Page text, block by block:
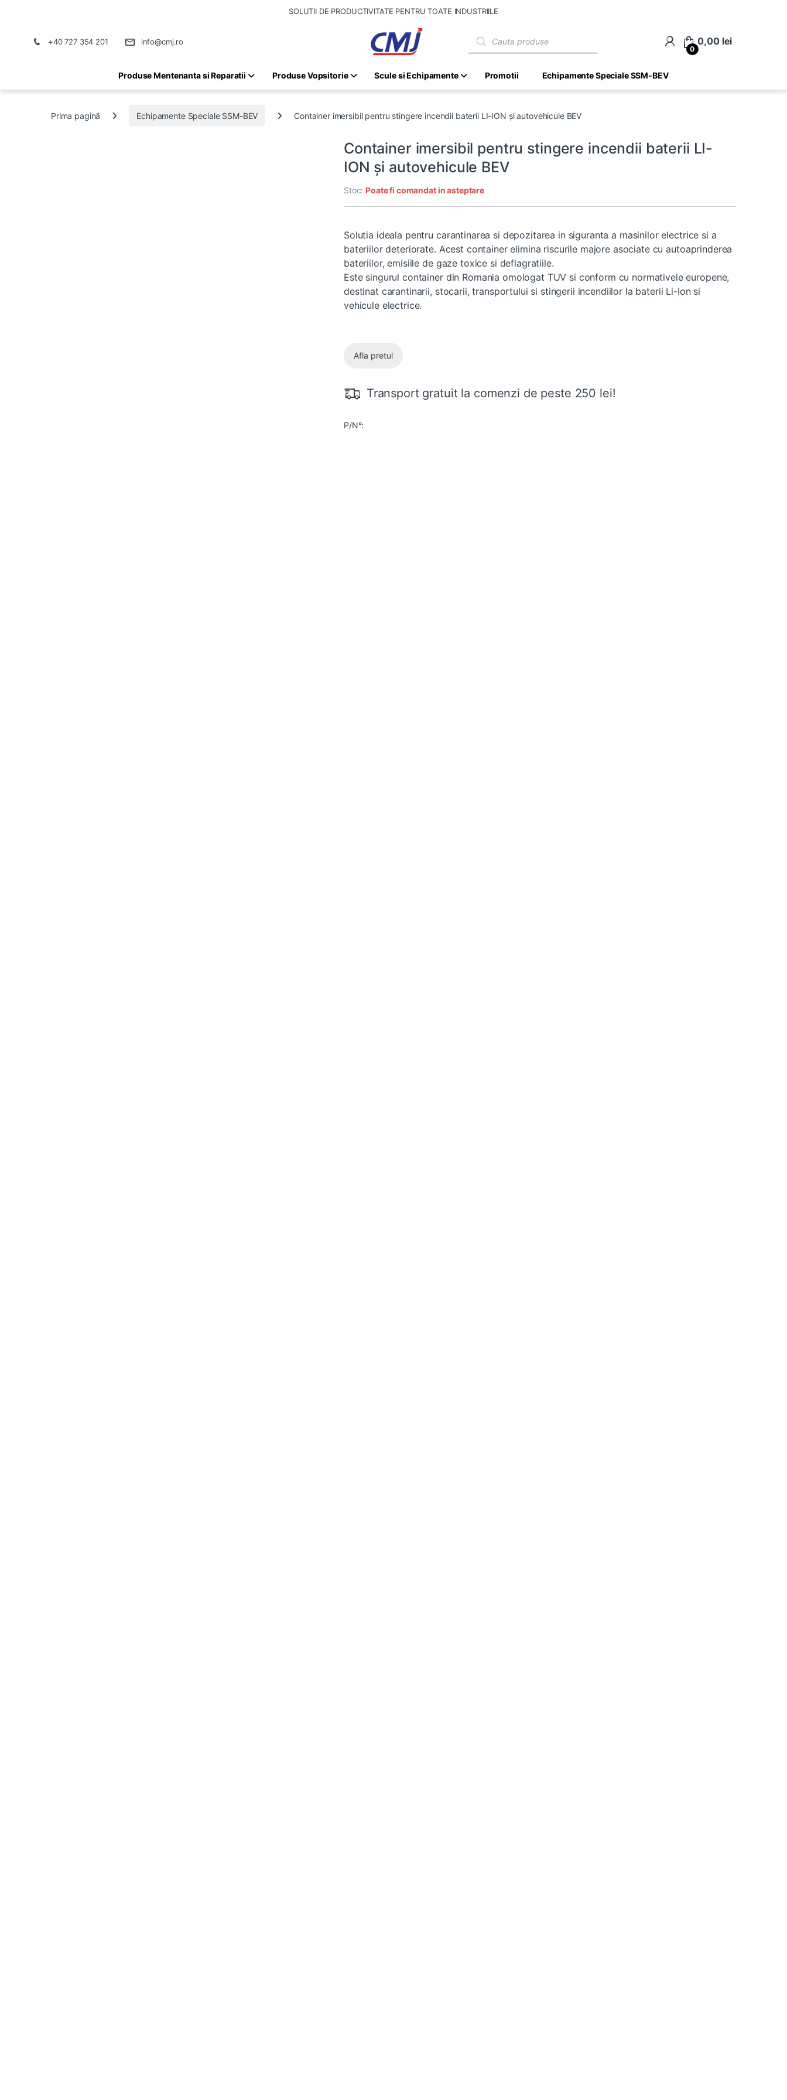
SOLUTII DE PRODUCTIVITATE PENTRU TOATE INDUSTRIILE
+40 727 354 201 info@cmj.ro
0
0,00 lei
Produse Mentenanta si Reparatii Produse Vopsitorie Scule si Echipamente Promotii Echipamente Speciale SSM-BEV
Prima pagină Echipamente Speciale SSM-BEV Container imersibil pentru stingere incendii baterii LI-ION și autovehicule BEV
Container imersibil pentru stingere incendii baterii LI-
ION și autovehicule BEV
Stoc: Poate fi comandat in asteptare
Solutia ideala pentru carantinarea si depozitarea in siguranta a masinilor electrice si a
bateriilor deteriorate. Acest container elimina riscurile majore asociate cu autoaprinderea
bateriilor, emisiile de gaze toxice si deflagratiile.
Este singurul container din Romania omologat TUV si conform cu normativele europene,
destinat carantinarii, stocarii, transportului si stingerii incendiilor la baterii Li-Ion si
vehicule electrice.
Afla pretul
Transport gratuit la comenzi de peste 250 lei!
P/N°: